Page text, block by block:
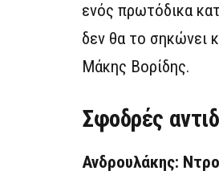
ενός πρωτόδικα
δεν θα το σηκώνει
Μάκης Βορίδης.
Σφοδρές
Ανδρουλάκης: